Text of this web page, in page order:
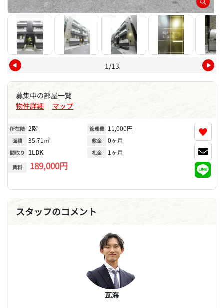
1/13
募集中の部屋一覧
物件詳細 | マップ
所在階 2階
面積 35.71㎡
間取り 1LDK
賃料 189,000円
管理費 11,000円
敷金 0ヶ月
礼金 1ヶ月
♥
スタッフのコメント
瓦海